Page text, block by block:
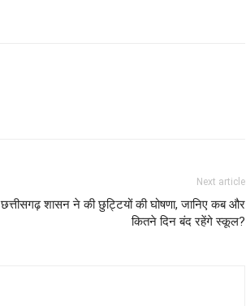
Next article
छत्तीसगढ़ शासन ने की छुट्टियों की घोषणा, जानिए कब और
कितने दिन बंद रहेंगे स्कूल?